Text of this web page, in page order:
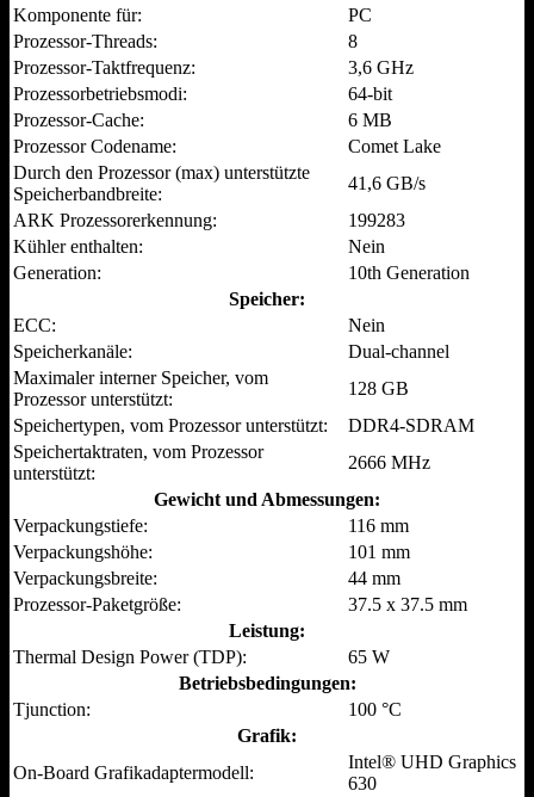
Komponente für:
PC
Prozessor-Threads:
8
Prozessor-Taktfrequenz:
3,6 GHz
Prozessorbetriebsmodi:
64-bit
Prozessor-Cache:
6 MB
Prozessor Codename:
Comet Lake
Durch den Prozessor (max) unterstützte
Speicherbandbreite:
41,6 GB/s
ARK Prozessorerkennung:
199283
Kühler enthalten:
Nein
Generation:
10th Generation
Speicher:
ECC:
Nein
Speicherkanäle:
Dual-channel
Maximaler interner Speicher, vom
Prozessor unterstützt:
128 GB
Speichertypen, vom Prozessor unterstützt:
DDR4-SDRAM
Speichertaktraten, vom Prozessor
unterstützt:
2666 MHz
Gewicht und Abmessungen:
Verpackungstiefe:
116 mm
Verpackungshöhe:
101 mm
Verpackungsbreite:
44 mm
Prozessor-Paketgröße:
37.5 x 37.5 mm
Leistung:
Thermal Design Power (TDP):
65 W
Betriebsbedingungen:
Tjunction:
100 °C
Grafik:
On-Board Grafikadaptermodell:
Intel® UHD Graphics
630